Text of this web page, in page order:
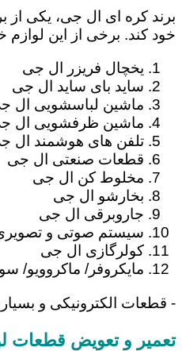
برند کره ای ال جی، یکی از
خود کند. برخی از این لوازم
یخچال فریزر ال جی
ساید بای ساید ال جی
ماشین لباسشویی ال
ماشین ظرفشویی ال
تلفن های هوشمند ال
قطعات صنعتی ال جی
مخلوط کن ال جی
بخارشو ال جی
جاروبرقی ال جی
سیستم صوتی و
کولرگازی ال جی
مایکروفر/ ماکروویو/
- قطعات الکترونیکی و
تعمیر و تعویض قطعات